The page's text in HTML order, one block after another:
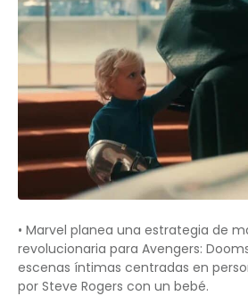
• Marvel planea una estrategia de
revolucionaria para Avengers:
escenas íntimas centradas en
por Steve Rogers con un bebé.